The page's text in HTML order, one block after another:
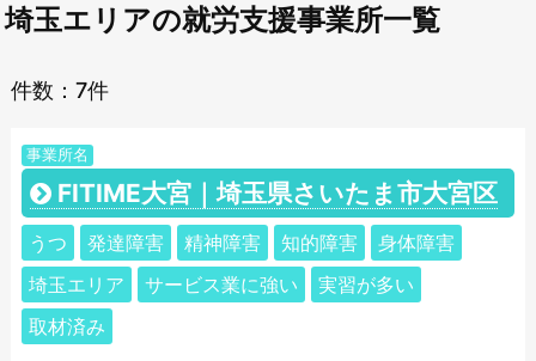
埼玉エリアの就労支援事業所一覧
件数：7件
事業所名
FITIME大宮｜埼玉県さいたま市大宮区
うつ 発達障害 精神障害 知的障害
身体障害
埼玉エリア
サービス業に強い
実習が多い
取材済み